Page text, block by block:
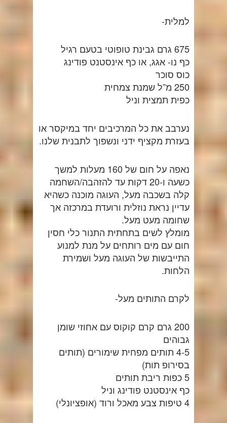
למלית-
675 גרם גבינת טופוטי בטעם רגיל
כף נו- אגג, או כף אינסטנט פודינג
כוס סוכר
250 מ”ל שמנת צמחית
כפית תמצית וניל
נערבב את כל המרכיבים יחד במיקסר או
בעזרת מקציף ידני ונשפוך לתבנית שלנו.
נאפה על חום של 160 מעלות למשך
כשעה ו-20 דקות עד להזהבה/השחמה
קלה בשכבה מעל, העוגה מוכנה כשהיא
עדיין נראת נוזלית ורועדת במרכזה אך
שחומה מעט מעל.
מומלץ לשים בתחתית התנור כלי חסין
חום עם מים רותחים על מנת למנוע
התייבשות של העוגה מעל ושמירת
הלחות.
לקרם התותים מעל-
200 גרם קרם קוקוס עם אחוזי שומן
גבוהים
4-5 תותים מפחית שימורים (תותים
בסירופ תות)
5 כפות ריבת תותים
כף אינסטנט פודינג וניל
4 טיפות צבע מאכל ורוד (אופציונלי)